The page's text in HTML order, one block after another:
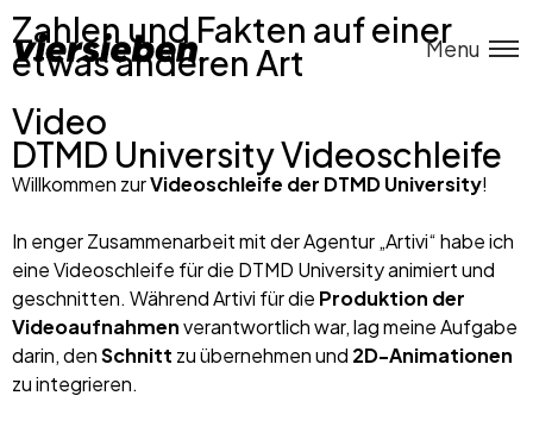
Menu
Zahlen und Fakten auf einer
etwas anderen Art
Video
DTMD University Videoschleife
Willkommen zurVideoschleife der DTMD University!
In enger Zusammenarbeit mit der Agentur „Artivi“ habe ich
eine Videoschleife für die DTMD University animiert und
geschnitten. Während Artivi für die Produktion der
Videoaufnahmenverantwortlich war, lag meine Aufgabe
darin, denSchnitt zu übernehmen und 2D-Animationen
zu integrieren.